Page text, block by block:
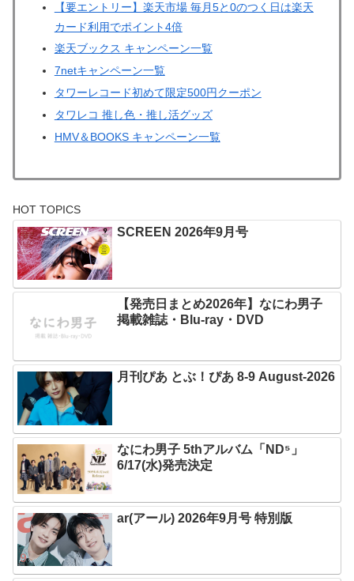
【要エントリー】楽天市場 毎月5と0のつく日は楽天
カード利用でポイント4倍
楽天ブックス キャンペーン一覧
7netキャンペーン一覧
タワーレコード初めて限定500円クーポン
タワレコ 推し色・推し活グッズ
HMV＆BOOKS キャンペーン一覧
HOT TOPICS
SCREEN 2026年9月号
【発売日まとめ2026年】なにわ男子
掲載雑誌・Blu-ray・DVD
月刊ぴあ とぶ！ぴあ 8-9 August-2026
なにわ男子 5thアルバム「ND⁵」
6/17(水)発売決定
ar(アール) 2026年9月号 特別版